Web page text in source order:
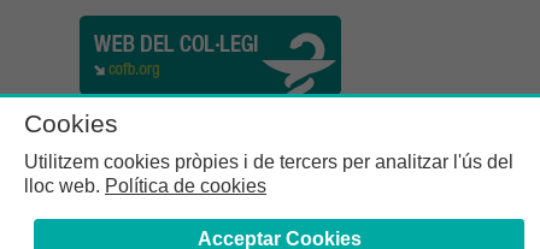
Cookies
Utilitzem cookies pròpies i de tercers per analitzar l'ús del
lloc web. Política de cookies
Acceptar Cookies